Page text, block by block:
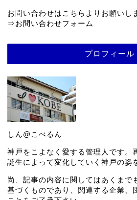
お問い合わせはこちらよりお願いし
⇒お問い合わせフォーム
プロフィール
しん@こべるん
神戸をこよなく愛する管理人です。
誕生によって変化していく神戸の姿
尚、記事の内容に関してはあくまで
基づくものであり、関連する企業、